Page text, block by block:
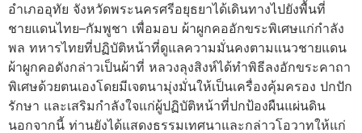
อำเภออุทัย จังหวัดพระนครศรีอยุธยาได้เดินทางไปยังพื้นที่
ชายแดนไทย–กัมพูชา เพื่อมอบ ผ้าผูกคออักขระพิเศษแก่กำลัง
พล ทหารไทยที่ปฏิบัติหน้าที่ดูแลความมั่นคงตามแนวชายแดน
ผ้าผูกคอดังกล่าวเป็นผ้าที่ หลวงลุงสิงห์ได้ทำพิธีลงอักขระคาถา
พิเศษด้วยตนเองโดยมีเจตนามุ่งมั่นให้เป็นเครื่องคุ้มครอง ปกปัก
รักษา และเสริมกำลังใจแก่ผู้ปฏิบัติหน้าที่ปกป้องผืนแผ่นดิน
นอกจากนี้ ท่านยังได้แสดงธรรมเทศนาและกล่าวโอวาทให้แก่